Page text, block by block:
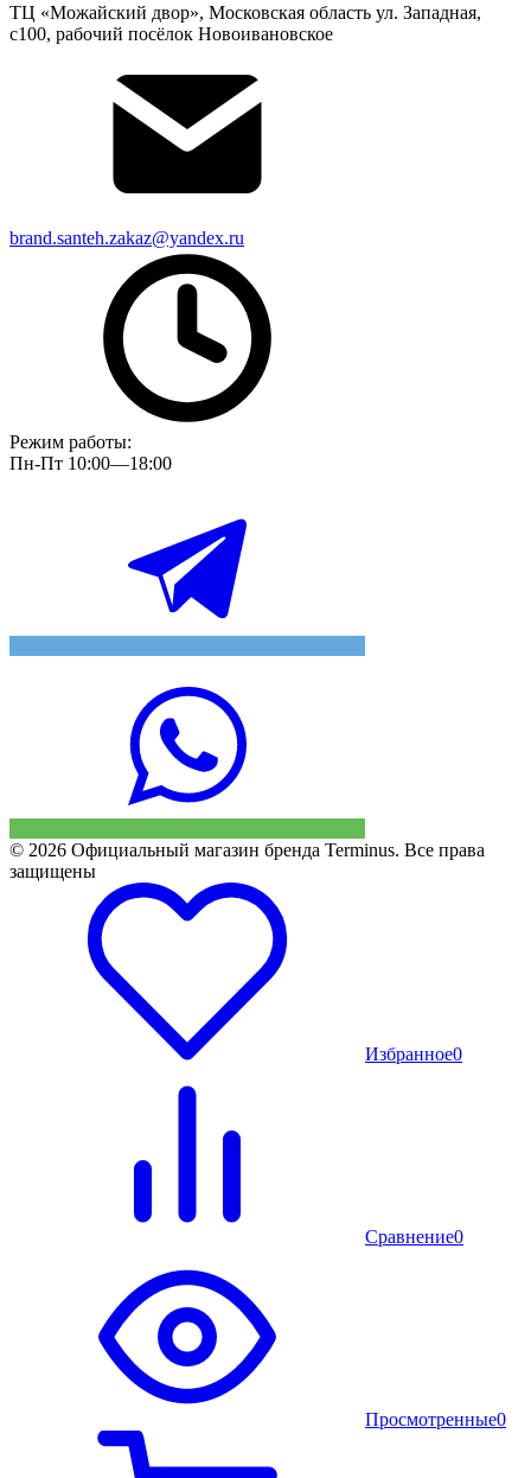
ТЦ «Можайский двор», Московская область ул. Западная,
с100, рабочий посёлок Новоивановское
brand.santeh.zakaz@yandex.ru
Режим работы:
Пн-Пт 10:00—18:00
© 2026 Официальный магазин бренда Terminus. Все права
защищены
Избранное0
Сравнение0
Просмотренные0